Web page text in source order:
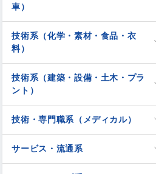
車）
技術系（化学・素材・食品・衣
料）
技術系（建築・設備・土木・プラ
ント）
技術・専門職系（メディカル）
サービス・流通系